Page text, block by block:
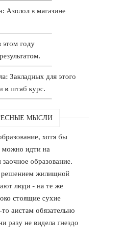
Азолол в магазине
этом году
Закладных для этого
в штаб курс.
МЫСЛИ
хотя бы
можно идти на
образование.
решением жилищной
люди - на те же
стоящие сухие
аистам обязательно
разу не видела гнездо